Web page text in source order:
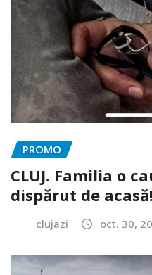
PROMO
CLUJ. Familia o
dispărut de acasă!
clujazi oct. 30,